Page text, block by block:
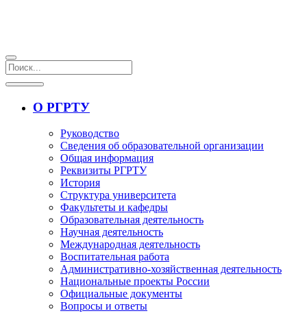
О РГРТУ
Руководство
Сведения об образовательной организации
Общая информация
Реквизиты РГРТУ
История
Структура университета
Факультеты и кафедры
Образовательная деятельность
Научная деятельность
Международная деятельность
Воспитательная работа
Административно-хозяйственная деятельность
Национальные проекты России
Официальные документы
Вопросы и ответы